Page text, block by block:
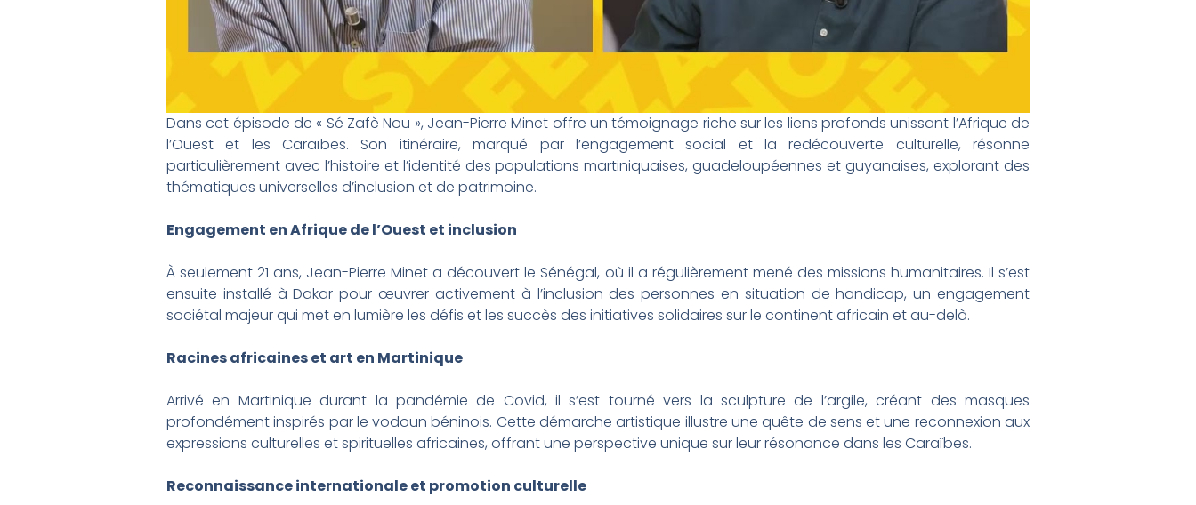
Dans cet épisode de « Sé Zafè Nou », Jean-Pierre Minet offre un témoignage riche sur les liens profonds unissant l’Afrique de
l’Ouest et les Caraïbes. Son itinéraire, marqué par l’engagement social et la redécouverte culturelle, résonne
particulièrement avec l’histoire et l’identité des populations martiniquaises, guadeloupéennes et guyanaises, explorant des
thématiques universelles d’inclusion et de patrimoine.
Engagement en Afrique de l’Ouest et inclusion
À seulement 21 ans, Jean-Pierre Minet a découvert le Sénégal, où il a régulièrement mené des missions humanitaires. Il s’est
ensuite installé à Dakar pour œuvrer activement à l’inclusion des personnes en situation de handicap, un engagement
sociétal majeur qui met en lumière les défis et les succès des initiatives solidaires sur le continent africain et au-delà.
Racines africaines et art en Martinique
Arrivé en Martinique durant la pandémie de Covid, il s’est tourné vers la sculpture de l’argile, créant des masques
profondément inspirés par le vodoun béninois. Cette démarche artistique illustre une quête de sens et une reconnexion aux
expressions culturelles et spirituelles africaines, offrant une perspective unique sur leur résonance dans les Caraïbes.
Reconnaissance internationale et promotion culturelle